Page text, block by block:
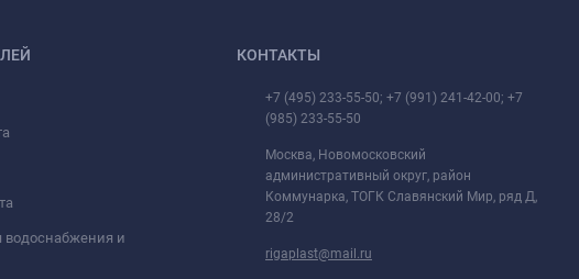
водоснабжения и
КОНТАКТЫ
+7 (495) 233-55-50; +7 (991) 241-42-00; +7
(985) 233-55-50
Москва, Новомосковский
административный округ, район
Коммунарка, ТОГК Славянский Мир, ряд Д,
28/2
rigaplast@mail.ru